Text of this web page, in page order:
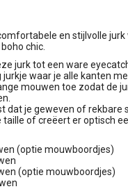
en stijlvolle
chic.
jurk tot een ware
waar je alle kanten
mouwen toe zodat de
dat je geweven of rekbare
of creëert er optisch
(optie mouwboordjes)
(optie mouwboordjes)